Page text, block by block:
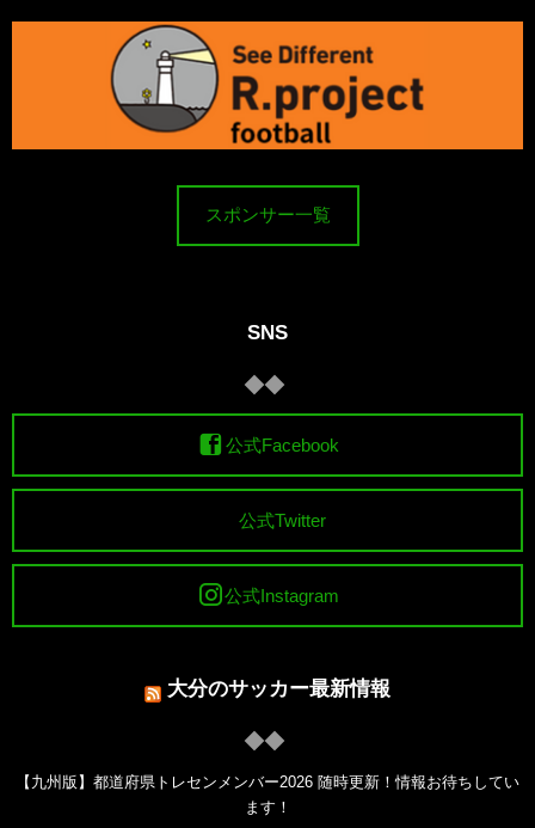
スポンサー一覧
SNS
公式Facebook
公式Twitter
公式Instagram
大分のサッカー最新情報
【九州版】都道府県トレセンメンバー2026 随時更新！情報お待ちしてい
ます！